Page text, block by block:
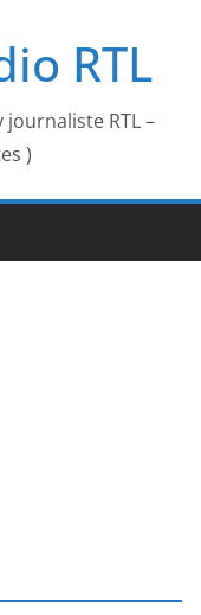
RTL
journaliste RTL –
)